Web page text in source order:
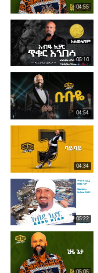
04:55
05:10
04:54
04:34
05:22
05:05